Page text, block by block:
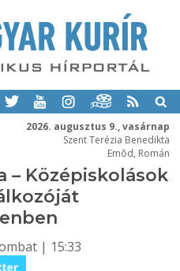
2026. augusztus 9., vasárnap
Szent Terézia Benedikta
Emõd, Román
– Középiskolások
| 15:33